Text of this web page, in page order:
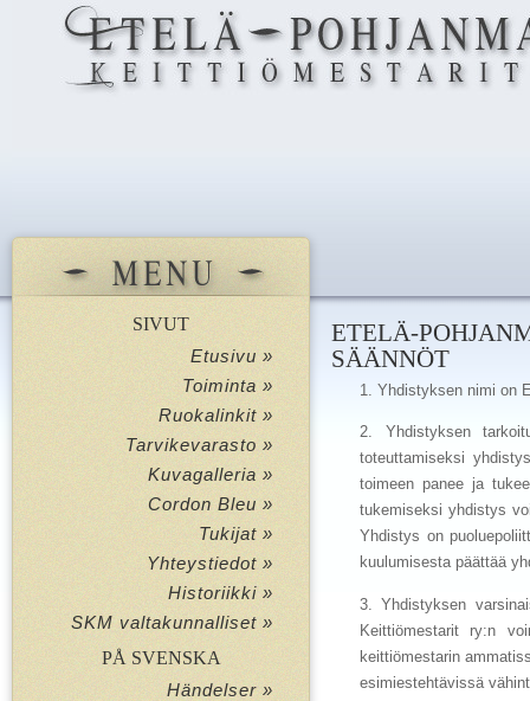
SIVUT
Etusivu »
Toiminta »
Ruokalinkit »
Tarvikevarasto »
Kuvagalleria »
Cordon Bleu »
Tukijat »
Yhteystiedot »
Historiikki »
SKM valtakunnalliset »
PÅ SVENSKA
Händelser »
ETELÄ-
SÄÄNNÖT
1. Yhdistyksen nimi on
2. Yhdistyksen
toteuttamiseksi
toimeen panee ja
tukemiseksi yhdistys
Yhdistys on
kuulumisesta päättää
3. Yhdistyksen
Keittiömestarit ry:n
keittiömestarin
esimiestehtävissä